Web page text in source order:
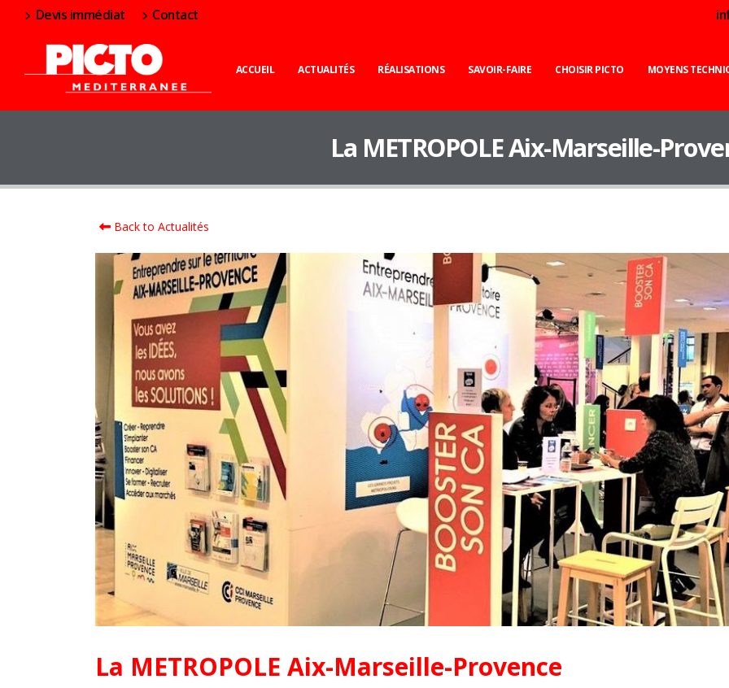
Devis immédiat Contact
ACCUEIL ACTUALITÉS RÉALISATIONS SAVOIR-FAIRE CHOISIR PICTO MOYENS
La METROPOLE Aix-Marseille-
Back to Actualités
La METROPOLE Aix-Marseille-Provence